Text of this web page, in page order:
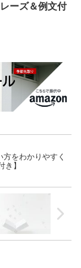
ーズ＆例文付
方をわかりやすく
】